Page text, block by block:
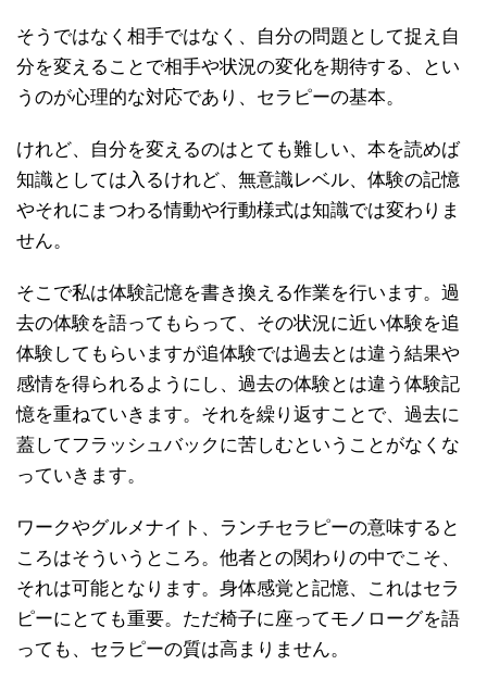
そうではなく相手ではなく、自分の問題として捉え自
分を変えることで相手や状況の変化を期待する、とい
うのが心理的な対応であり、セラピーの基本。
けれど、自分を変えるのはとても難しい、本を読めば
知識としては入るけれど、無意識レベル、体験の記憶
やそれにまつわる情動や行動様式は知識では変わりま
せん。
そこで私は体験記憶を書き換える作業を行います。過
去の体験を語ってもらって、その状況に近い体験を追
体験してもらいますが追体験では過去とは違う結果や
感情を得られるようにし、過去の体験とは違う体験記
憶を重ねていきます。それを繰り返すことで、過去に
蓋してフラッシュバックに苦しむということがなくな
っていきます。
ワークやグルメナイト、ランチセラピーの意味すると
ころはそういうところ。他者との関わりの中でこそ、
それは可能となります。身体感覚と記憶、これはセラ
ピーにとても重要。ただ椅子に座ってモノローグを語
っても、セラピーの質は高まりません。